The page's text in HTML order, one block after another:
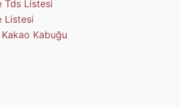
Tds Listesi
Listesi
Kabuğu